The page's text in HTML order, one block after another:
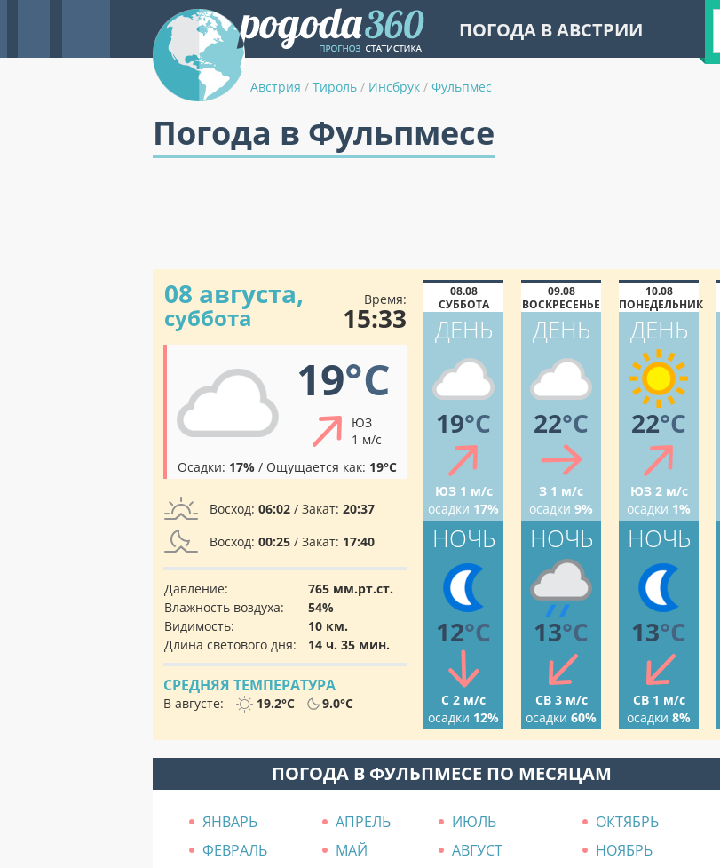
ПОГОДА В АВСТРИИ
Австрия / Тироль / Инсбрук / Фульпмес
Погода в Фульпмесе
08 августа,
суббота
Время:
15:33
19°C
ЮЗ
1 м/с
Осадки: 17% / Ощущается как: 19°C
Восход: 06:02 / Закат: 20:37
Восход: 00:25 / Закат: 17:40
Давление:
765 мм.рт.ст.
Влажность воздуха:
54%
Видимость:
10 км.
Длина светового дня:
14 ч. 35 мин.
СРЕДНЯЯ ТЕМПЕРАТУРА
В августе: 19.2°C 9.0°C
08.08
СУББОТА
ДЕНЬ
19°C
ЮЗ 1 м/с
осадки 17%
НОЧЬ
12°C
С 2 м/с
осадки 12%
09.08
ВОСКРЕСЕНЬЕ
ДЕНЬ
22°C
З 1 м/с
осадки 9%
НОЧЬ
13°C
СВ 3 м/с
осадки 60%
10.08
ПОНЕДЕЛЬНИК
ДЕНЬ
22°C
ЮЗ 2 м/с
осадки 1%
НОЧЬ
13°C
СВ 1 м/с
осадки 8%
ПОГОДА В ФУЛЬПМЕСЕ ПО МЕСЯЦАМ
ЯНВАРЬ АПРЕЛЬ ИЮЛЬ
ОКТЯБРЬ
ФЕВРАЛЬ
МАЙ АВГУСТ
НОЯБРЬ